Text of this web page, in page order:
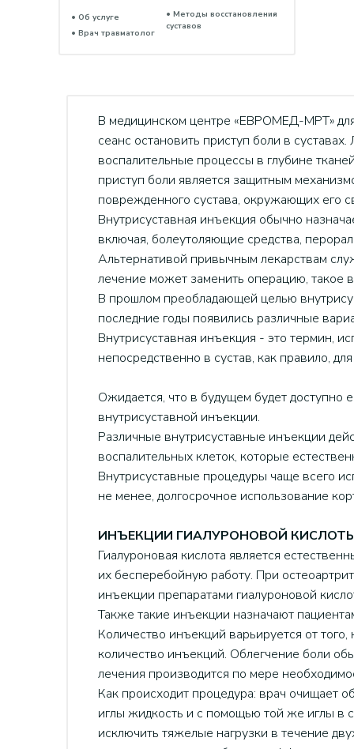
• Об услуге
• Врач травматолог
• Методы восстановления
суставов
В медицинском центре «ЕВРОМЕД-МРТ»
сеанс остановить приступ боли в
воспалительные процессы в глубине
приступ боли является защитным
поврежденного сустава, окружающих его
Внутрисуставная инъекция обычно
включая, болеутоляющие средства,
Альтернативой привычным лекарствам
лечение может заменить операцию, такое
В прошлом преобладающей целью
последние годы появились различные
Внутрисуставная инъекция - это термин,
непосредственно в сустав, как правило,
Ожидается, что в будущем будет доступно
внутрисуставной инъекции.
Различные внутрисуставные инъекции
воспалительных клеток, которые
Внутрисуставные процедуры чаще всего
не менее, долгосрочное использование
ИНЪЕКЦИИ ГИАЛУРОНОВОЙ
Гиалуроновая кислота является
их бесперебойную работу. При
инъекции препаратами гиалуроновой
Также такие инъекции назначают
Количество инъекций варьируется от
количество инъекций. Облегчение боли
лечения производится по мере
Как происходит процедура: врач очищает
иглы жидкость и с помощью той же иглы в
исключить тяжелые нагрузки в течение